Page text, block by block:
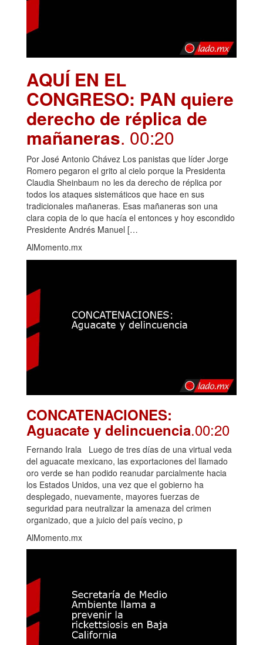
AQUÍ EN EL
CONGRESO: PAN quiere
derecho de réplica de
mañaneras. 00:20
Por José Antonio Chávez Los panistas que líder Jorge
Romero pegaron el grito al cielo porque la Presidenta
Claudia Sheinbaum no les da derecho de réplica por
todos los ataques sistemáticos que hace en sus
tradicionales mañaneras. Esas mañaneras son una
clara copia de lo que hacía el entonces y hoy escondido
Presidente Andrés Manuel […
AlMomento.mx
CONCATENACIONES:
Aguacate y delincuencia.00:20
Fernando Irala Luego de tres días de una virtual veda
del aguacate mexicano, las exportaciones del llamado
oro verde se han podido reanudar parcialmente hacia
los Estados Unidos, una vez que el gobierno ha
desplegado, nuevamente, mayores fuerzas de
seguridad para neutralizar la amenaza del crimen
organizado, que a juicio del país vecino, p
AlMomento.mx